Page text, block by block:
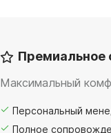
Премиальное
Максимальный
Персональный
Полное